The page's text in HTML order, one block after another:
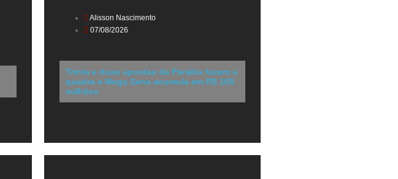
Alisson Nascimento
07/08/2026
Trinta e duas apostas da Paraíba fazem a
quadra e Mega Sena acumula em R$ 165
milhões